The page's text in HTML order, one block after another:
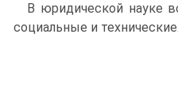
В юридической науке
социальные и технические.